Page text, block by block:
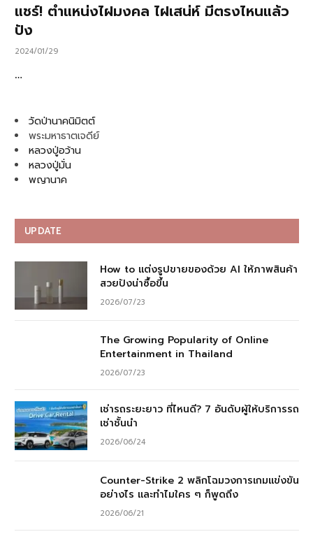
แชร์! ตำแหน่งไฝมงคล ไฝเสน่ห์ มีตรงไหนแล้ว
ปัง
2024/01/29
…
วัดป่านาคนิมิตต์
พระมหาธาตเจดีย์
หลวงปู่อว้าน
หลวงปู่มั่น
พญานาค
UPDATE
How to แต่งรูปขายของด้วย AI ให้ภาพสินค้า
สวยปังน่าซื้อขึ้น
2026/07/23
The Growing Popularity of Online
Entertainment in Thailand
2026/07/23
เช่ารถระยะยาว ที่ไหนดี? 7 อันดับผู้ให้บริการรถ
เช่าชั้นนำ
2026/06/24
Counter-Strike 2 พลิกโฉมวงการเกมแข่งขัน
อย่างไร และทำไมใคร ๆ ก็พูดถึง
2026/06/21